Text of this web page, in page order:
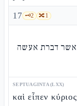
17 🗝️2 🔀1
אשר דברת אעשה
SEPTUAGINTA (LXX)
καὶ εἶπεν